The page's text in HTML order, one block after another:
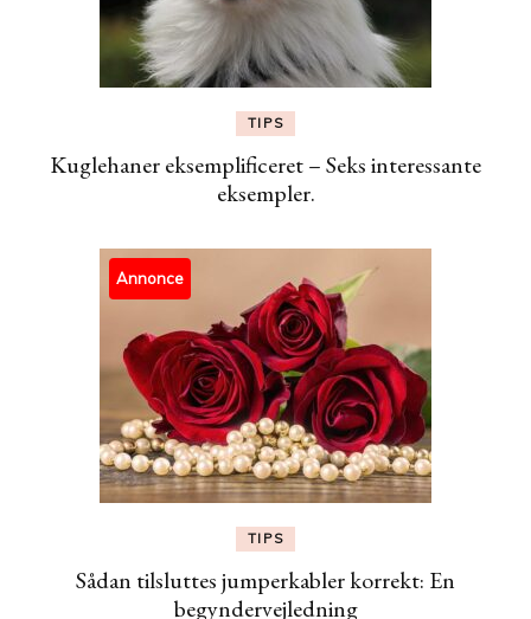
TIPS
Kuglehaner eksemplificeret – Seks interessante
eksempler.
Annonce
TIPS
Sådan tilsluttes jumperkabler korrekt: En
begyndervejledning